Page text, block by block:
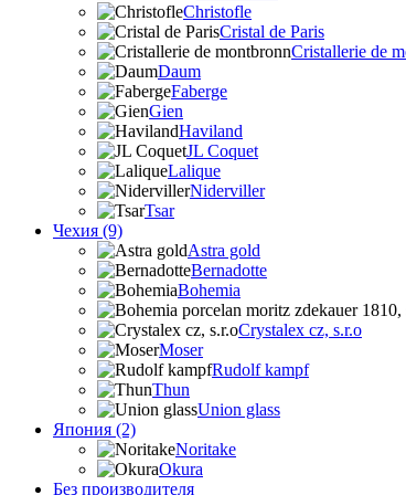
Christofle
Cristal de Paris
Cristallerie de
Daum
Faberge
Gien
Haviland
JL Coquet
Lalique
Niderviller
Tsar
Чехия (9)
Astra gold
Bernadotte
Bohemia
Crystalex cz, s.r.o
Moser
Rudolf kampf
Thun
Union glass
Япония (2)
Noritake
Okura
Без производителя